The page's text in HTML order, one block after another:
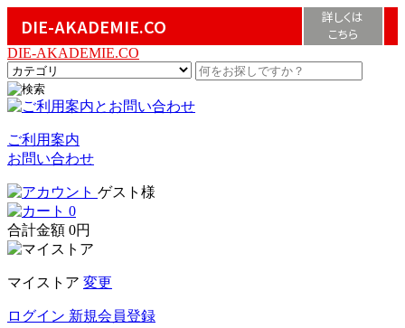
DIE-AKADEMIE.CO
詳しくは
こちら
DIE-AKADEMIE.CO
ご利用案内
お問い合わせ
ゲスト様
0
合計金額 0円
マイストア 変更
ログイン 新規会員登録